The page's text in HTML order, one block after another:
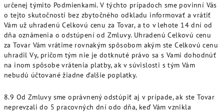
určenej týmito Podmienkami. V týchto prípadoch sme povinní Vás
o tejto skutočnosti bez zbytočného odkladu informovať a vrátiť
Vám už uhradenú Celkovú cenu za Tovar, a to v lehote 14 dní od
dňa oznámenia o odstúpení od Zmluvy. Uhradenú Celkovú cenu
za Tovar Vám vrátime rovnakým spôsobom akým ste Celkovú cenu
uhradil Vy, pričom tým nie je dotknuté právo sa s Vami dohodnúť
na inom spôsobe vrátenia platby, ak v súvislosti s tým Vám
nebudú účtované žiadne ďalšie poplatky.
8.9 Od Zmluvy sme oprávnený odstúpiť aj v prípade, ak ste Tovar
neprevzali do 5 pracovných dní odo dňa, keď Vám vznikla